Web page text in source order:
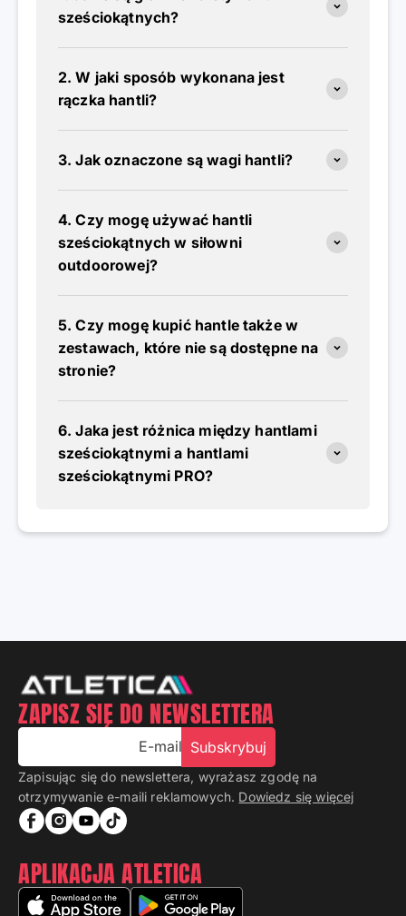
sześciokątnych?
2. W jaki sposób wykonana jest
rączka hantli?
3. Jak oznaczone są wagi hantli?
4. Czy mogę używać hantli
sześciokątnych w siłowni
outdoorowej?
5. Czy mogę kupić hantle także w
zestawach, które nie są dostępne na
stronie?
6. Jaka jest różnica między hantlami
sześciokątnymi a hantlami
sześciokątnymi PRO?
ZAPISZ SIĘ DO NEWSLETTERA
E-mail Subskrybuj
Zapisując się do newslettera, wyrażasz zgodę na
otrzymywanie e-maili reklamowych. Dowiedz się więcej
APLIKACJA ATLETICA